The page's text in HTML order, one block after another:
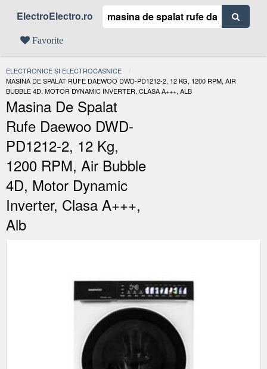
ElectroElectro.ro
Favorite
ELECTRONICE SI ELECTROCASNICE
ACTUAL:
MASINA DE SPALAT RUFE DAEWOO DWD-PD1212-2, 12 KG, 1200 RPM, AIR
BUBBLE 4D, MOTOR DYNAMIC INVERTER, CLASA A+++, ALB
Masina De Spalat
Rufe Daewoo DWD-
PD1212-2, 12 Kg,
1200 RPM, Air Bubble
4D, Motor Dynamic
Inverter, Clasa A+++,
Alb